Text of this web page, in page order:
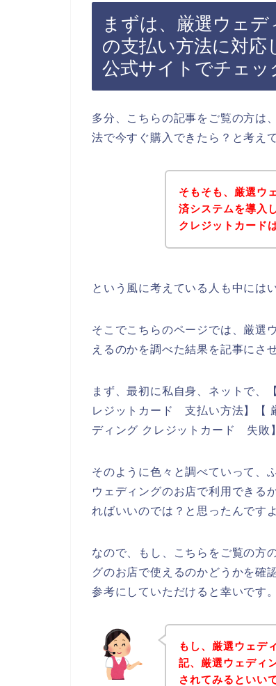
まずは、厳選ウェ
の支払い方法に対
公式サイトでチェッ
多分、こちらの記事をご覧の方は
法で今すぐ購入できたら？と考え
そもそも、厳選ウ
済システムを導入
クレジットカード
という風に考えている人も中には
そこでこちらのページでは、厳選
えるのかを調べた結果を記事にさ
まず、最初に私自身、ネットで、
レジットカード 支払い方法】【
ディング クレジットカード 失敗
そのように色々と調べていって、
ウェディングのお店で利用できる
ればいいのでは？と思ったんですよ
なので、もし、こちらをご覧の方
グのお店で使えるのかどうかを確
参考にしていただけると幸いです。
もし、厳選ウェデ
記、厳選ウェディ
されてみるといい